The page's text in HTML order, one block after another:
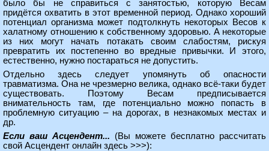
было бы не справиться с занятостью, которую Весам
придётся охватить в этот временной период. Однако хороший
потенциал организма может подтолкнуть некоторых Весов к
халатному отношению к собственному здоровью. А некоторые
из них могут начать потакать своим слабостям, рискуя
превратить их постепенно во вредные привычки. И этого,
естественно, нужно постараться не допустить.
Отдельно здесь следует упомянуть об опасности
травматизма. Она не чрезмерно велика, однако всё-таки будет
существовать. Поэтому Весам предписывается
внимательность там, где потенциально можно попасть в
проблемную ситуацию – на дорогах, в незнакомых местах и
др.
Если ваш Асцендент... (Вы можете бесплатно рассчитать
свой Асцендент онлайн здесь >>>):